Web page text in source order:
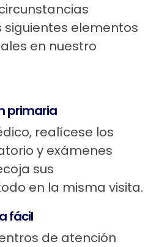
siguientes elementos
en nuestro
primaria
realícese los
y exámenes
sus
en la misma visita.
fácil
de atención